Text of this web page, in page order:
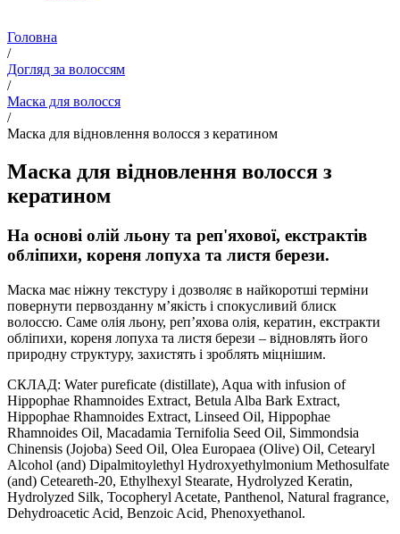
Головна
/
Догляд за волоссям
/
Маска для волосся
/
Маска для відновлення волосся з кератином
Маска для відновлення волосся з
кератином
На основі олій льону та реп'яхової, екстрактів
обліпихи, кореня лопуха та листя берези.
Маска має ніжну текстуру і дозволяє в найкоротші терміни
повернути первозданну м’якість і спокусливий блиск
волоссю. Саме олія льону, реп’яхова олія, кератин, екстракти
обліпихи, кореня лопуха та листя берези – відновлять його
природну структуру, захистять і зроблять міцнішим.
СКЛАД: Water pureficate (distillate), Aqua with infusion of
Hippophae Rhamnoides Extract, Betula Alba Bark Extract,
Hippophae Rhamnoides Extract, Linseed Oil, Hippophae
Rhamnoides Oil, Macadamia Ternifolia Seed Oil, Simmondsia
Chinensis (Jojoba) Seed Oil, Olea Europaea (Olive) Oil, Cetearyl
Alcohol (and) Dipalmitoylethyl Hydroxyethylmonium Methosulfate
(and) Ceteareth-20, Ethylhexyl Stearate, Hydrolyzed Keratin,
Hydrolyzed Silk, Tocopheryl Acetate, Panthenol, Natural fragrance,
Dehydroacetic Acid, Benzoic Acid, Phenoxyethanol.